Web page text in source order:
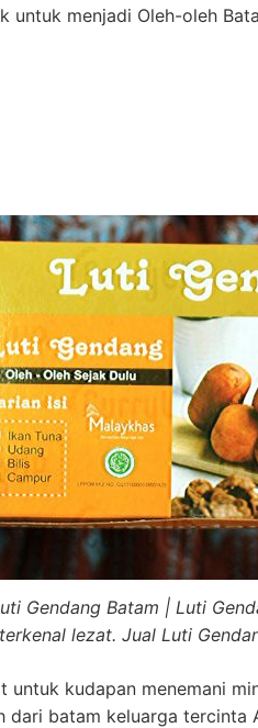
untuk menjadi Oleh-oleh
Gendang Batam | Luti
lezat. Jual Luti
untuk kudapan menemani
batam keluarga tercinta